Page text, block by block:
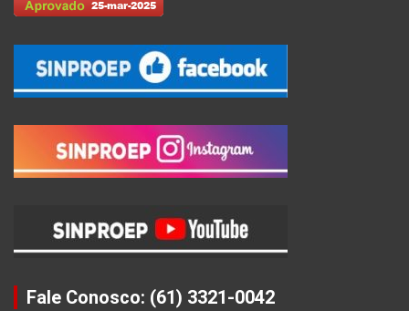
Fale Conosco: (61) 3321-0042